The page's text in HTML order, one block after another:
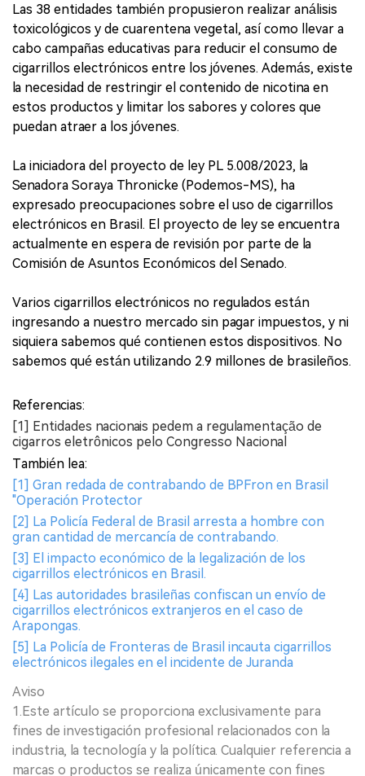
Las 38 entidades también propusieron realizar análisis
toxicológicos y de cuarentena vegetal, así como llevar a
cabo campañas educativas para reducir el consumo de
cigarrillos electrónicos entre los jóvenes. Además, existe
la necesidad de restringir el contenido de nicotina en
estos productos y limitar los sabores y colores que
puedan atraer a los jóvenes.
La iniciadora del proyecto de ley PL 5.008/2023, la
Senadora Soraya Thronicke (Podemos-MS), ha
expresado preocupaciones sobre el uso de cigarrillos
electrónicos en Brasil. El proyecto de ley se encuentra
actualmente en espera de revisión por parte de la
Comisión de Asuntos Económicos del Senado.
Varios cigarrillos electrónicos no regulados están
ingresando a nuestro mercado sin pagar impuestos, y ni
siquiera sabemos qué contienen estos dispositivos. No
sabemos qué están utilizando 2.9 millones de brasileños.
Referencias:
[1] Entidades nacionais pedem a regulamentação de
cigarros eletrônicos pelo Congresso Nacional
También lea:
[1] Gran redada de contrabando de BPFron en Brasil
"Operación Protector
[2] La Policía Federal de Brasil arresta a hombre con
gran cantidad de mercancía de contrabando.
[3] El impacto económico de la legalización de los
cigarrillos electrónicos en Brasil.
[4] Las autoridades brasileñas confiscan un envío de
cigarrillos electrónicos extranjeros en el caso de
Arapongas.
[5] La Policía de Fronteras de Brasil incauta cigarrillos
electrónicos ilegales en el incidente de Juranda
Aviso
1.Este artículo se proporciona exclusivamente para
fines de investigación profesional relacionados con la
industria, la tecnología y la política. Cualquier referencia a
marcas o productos se realiza únicamente con fines